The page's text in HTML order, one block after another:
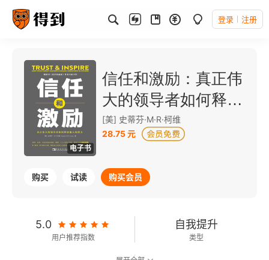
登录 注册
电子书
信任和激励：真正伟
大的领导者如何释放
他人的潜力
[美] 史蒂芬·M·R·柯维
28.75 元
购买 试读 购买会员
5.0
用户推荐指数
自我提升
类型